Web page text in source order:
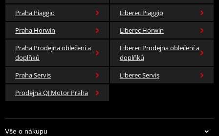
Praha Piaggio
Liberec Piaggio
Praha Horwin
Liberec Horwin
Praha Prodejna oblečení a
doplňků
Liberec Prodejna oblečení a
doplňků
Praha Servis
Liberec Servis
Prodejna QJ Motor Praha
Vše o nákupu